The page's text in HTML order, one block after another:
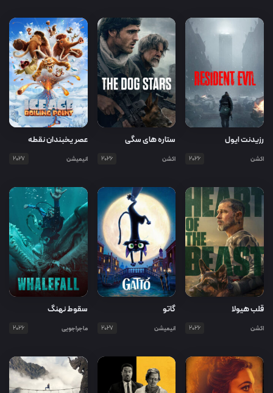
رزیدنت ایول
اکشن 2026
ستاره های سگی
اکشن 2026
عصر یخبندان نقطه
جوش
انیمیشن 2027
قلب هیولا
اکشن 2026
گاتو
انیمیشن 2027
سقوط نهنگ
ماجراجویی 2026